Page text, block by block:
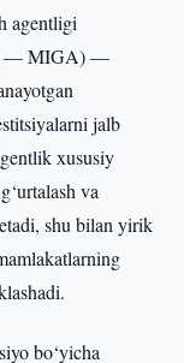
agentligi
— MIGA) —
jalb
xususiy
va
shu bilan yirik
bo‘yicha